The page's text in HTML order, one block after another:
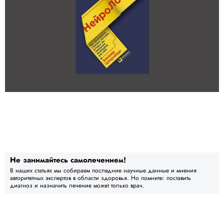
Не занимайтесь самолечением!
В наших статьях мы собираем последние научные данные и мнения
авторитетных экспертов в области здоровья. Но помните: поставить
диагноз и назначить лечение может только врач.